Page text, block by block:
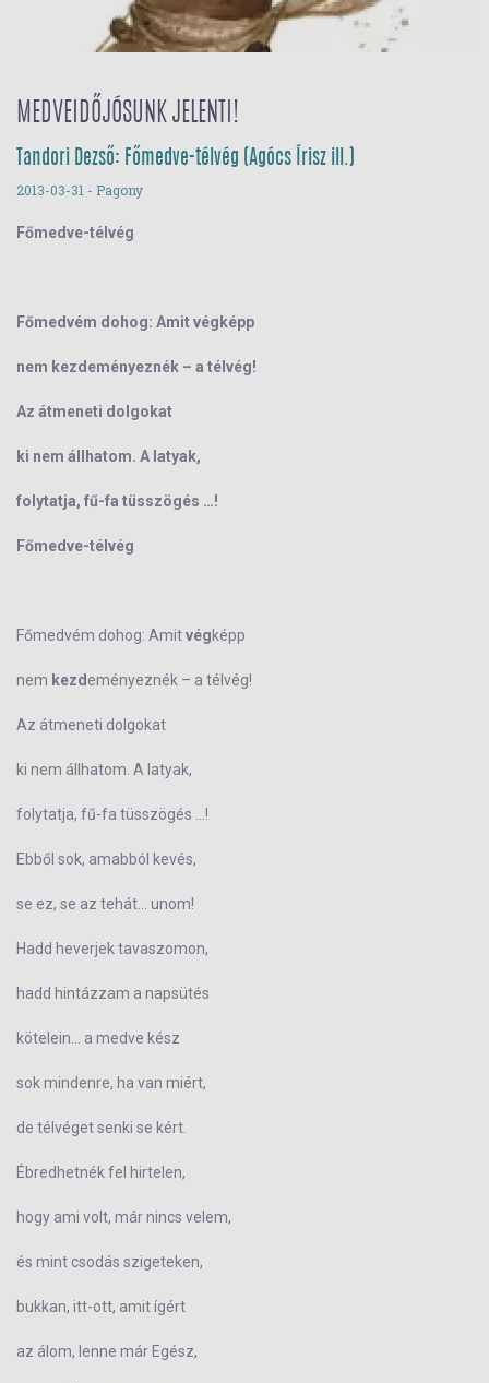
MEDVEIDŐJÓSUNK JELENTI!
Tandori Dezső: Főmedve-télvég (Agócs Írisz ill.)
2013-03-31 - Pagony
Főmedve-télvég
Főmedvém dohog: Amitvég képp
nem kezd eményeznék – a télvég!
Az átmeneti dolgokat
ki nem állhatom. A latyak,
folytatja, fű-fa tüsszögés …!
Főmedve-télvég
Főmedvém dohog: Amitvégképp
nem kezd eményeznék – a télvég!
Az átmeneti dolgokat
ki nem állhatom. A latyak,
folytatja, fű-fa tüsszögés …!
Ebből sok, amabból kevés,
se ez, se az tehát... unom!
Hadd heverjek tavaszomon,
hadd hintázzam a napsütés
kötelein... a medve kész
sok mindenre, ha van miért,
de télvéget senki se kért.
Ébredhetnék fel hirtelen,
hogy ami volt, már nincs velem,
és mint csodás szigeteken,
bukkan, itt-ott, amit ígért
az álom, lenne már Egész,